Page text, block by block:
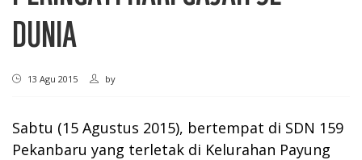
DUNIA
13 Agu 2015 by
Sabtu (15 Agustus 2015), bertempat di SDN 159
Pekanbaru yang terletak di Kelurahan Payung